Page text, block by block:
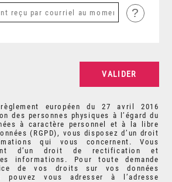
?
européen du 27 avril 2016
des personnes physiques à l’égard du
à caractère personnel et à la libre
(RGPD), vous disposez d’un droit
qui vous concernent. Vous
d’un droit de rectification et
informations. Pour toute demande
de vos droits sur vos données
pouvez vous adresser à l’adresse